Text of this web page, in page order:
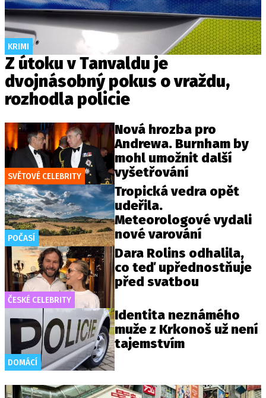
KRIMI
Z útoku v Tanvaldu je
dvojnásobný pokus o vraždu,
rozhodla policie
SVĚTOVÉ CELEBRITY
Nová hrozba pro
Andrewa. Burnham by
mohl umožnit další
vyšetřování
POČASÍ
Tropická vedra opět
udeřila.
Meteorologové vydali
nové varování
ČESKÉ CELEBRITY
Dara Rolins odhalila,
co teď upřednostňuje
před svatbou
DOMÁCÍ
Identita neznámého
muže z Krkonoš už není
tajemstvím